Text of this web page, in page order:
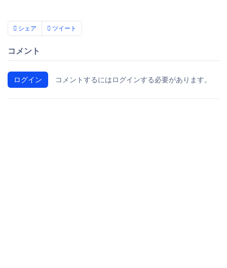
シェア ツイート
コメント
ログイン コメントするにはログインする必要があります。